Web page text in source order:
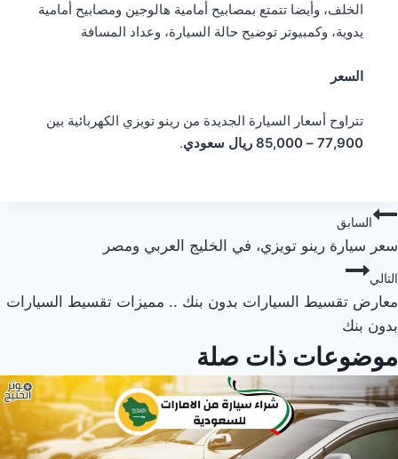
الخلف، وأيضا تتمتع بمصابيح أمامية هالوجين ومصابيح أمامية
يدوية، وكمبيوتر توضيح حالة السيارة، وعداد المسافة
السعر
تتراوح أسعار السيارة الجديدة من رينو تويزي الكهربائية بين
77,900 – 85,000 ريال سعودي
.
تصفّح
المقالات
السابق
سعر سيارة رينو تويزي، في الخليج العربي ومصر
التالي
معارض تقسيط السيارات بدون بنك .. مميزات تقسيط السيارات
بدون بنك
موضوعات ذات صلة